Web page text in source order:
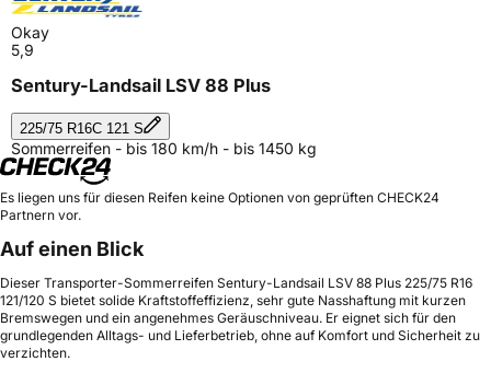
Okay
5,9
Sentury-Landsail LSV 88 Plus
225/75 R16C 121 S
Sommerreifen - bis 180 km/h - bis 1450 kg
Es liegen uns für diesen Reifen keine Optionen von geprüften CHECK24
Partnern vor.
Auf einen Blick
Dieser Transporter-Sommerreifen Sentury-Landsail LSV 88 Plus 225/75 R16
121/120 S bietet solide Kraftstoffeffizienz, sehr gute Nasshaftung mit kurzen
Bremswegen und ein angenehmes Geräuschniveau. Er eignet sich für den
grundlegenden Alltags- und Lieferbetrieb, ohne auf Komfort und Sicherheit zu
verzichten.